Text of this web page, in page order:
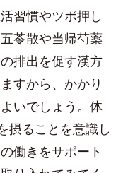
習慣やツボ押し
苓散や当帰芍薬
排出を促す漢方
すから、かかり
いでしょう。体
摂ることを意識し
働きをサポート